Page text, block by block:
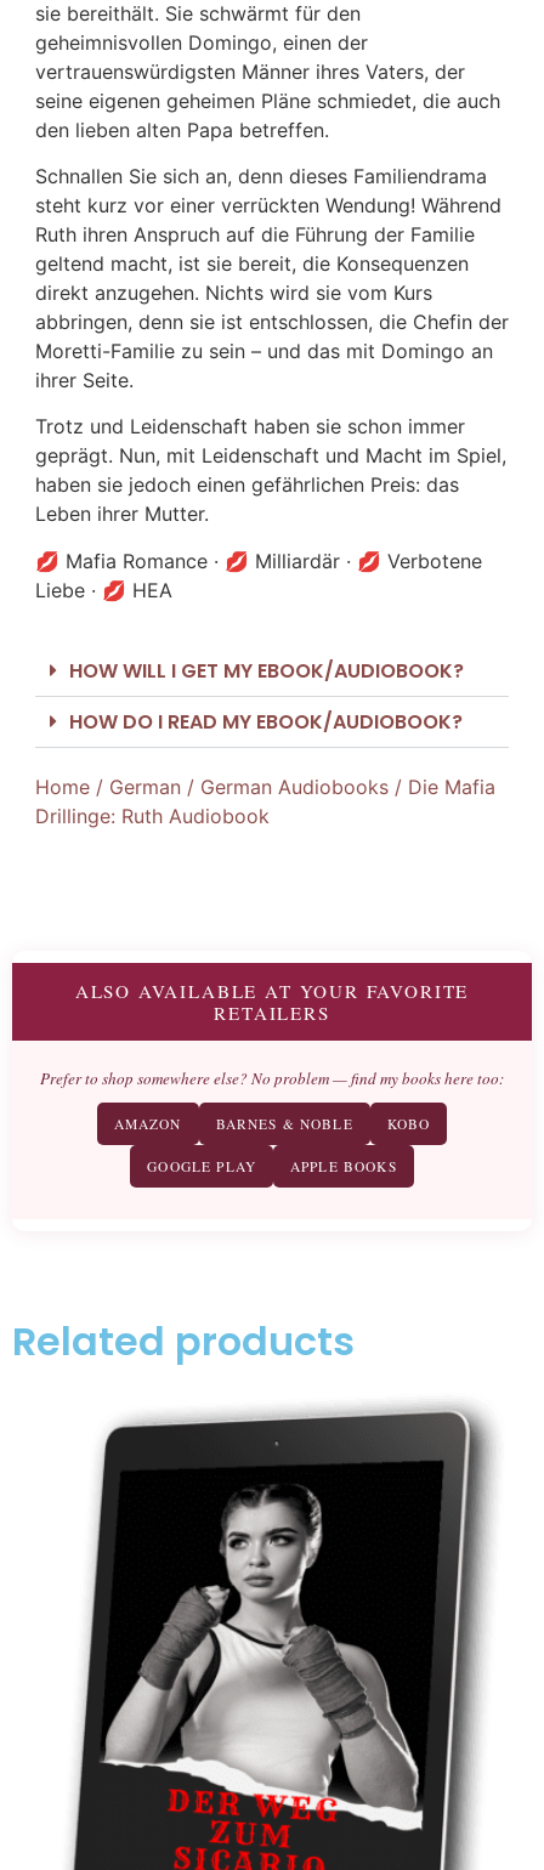
sie bereithält. Sie schwärmt für den
geheimnisvollen Domingo, einen der
vertrauenswürdigsten Männer ihres Vaters, der
seine eigenen geheimen Pläne schmiedet, die auch
den lieben alten Papa betreffen.
Schnallen Sie sich an, denn dieses Familiendrama
steht kurz vor einer verrückten Wendung! Während
Ruth ihren Anspruch auf die Führung der Familie
geltend macht, ist sie bereit, die Konsequenzen
direkt anzugehen. Nichts wird sie vom Kurs
abbringen, denn sie ist entschlossen, die Chefin der
Moretti-Familie zu sein – und das mit Domingo an
ihrer Seite.
Trotz und Leidenschaft haben sie schon immer
geprägt. Nun, mit Leidenschaft und Macht im Spiel,
haben sie jedoch einen gefährlichen Preis: das
Leben ihrer Mutter.
💋 Mafia Romance · 💋 Milliardär · 💋 Verbotene
Liebe · 💋 HEA
HOW WILL I GET MY EBOOK/AUDIOBOOK?
HOW DO I READ MY EBOOK/AUDIOBOOK?
Home / German / German Audiobooks / Die Mafia
Drillinge: Ruth Audiobook
ALSO AVAILABLE AT YOUR FAVORITE
RETAILERS
Prefer to shop somewhere else? No problem — find my books here too:
AMAZON BARNES & NOBLE KOBO
GOOGLE PLAY APPLE BOOKS
Related products